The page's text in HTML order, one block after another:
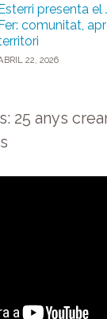
presenta el
comunitat,
22, 2026
25 anys